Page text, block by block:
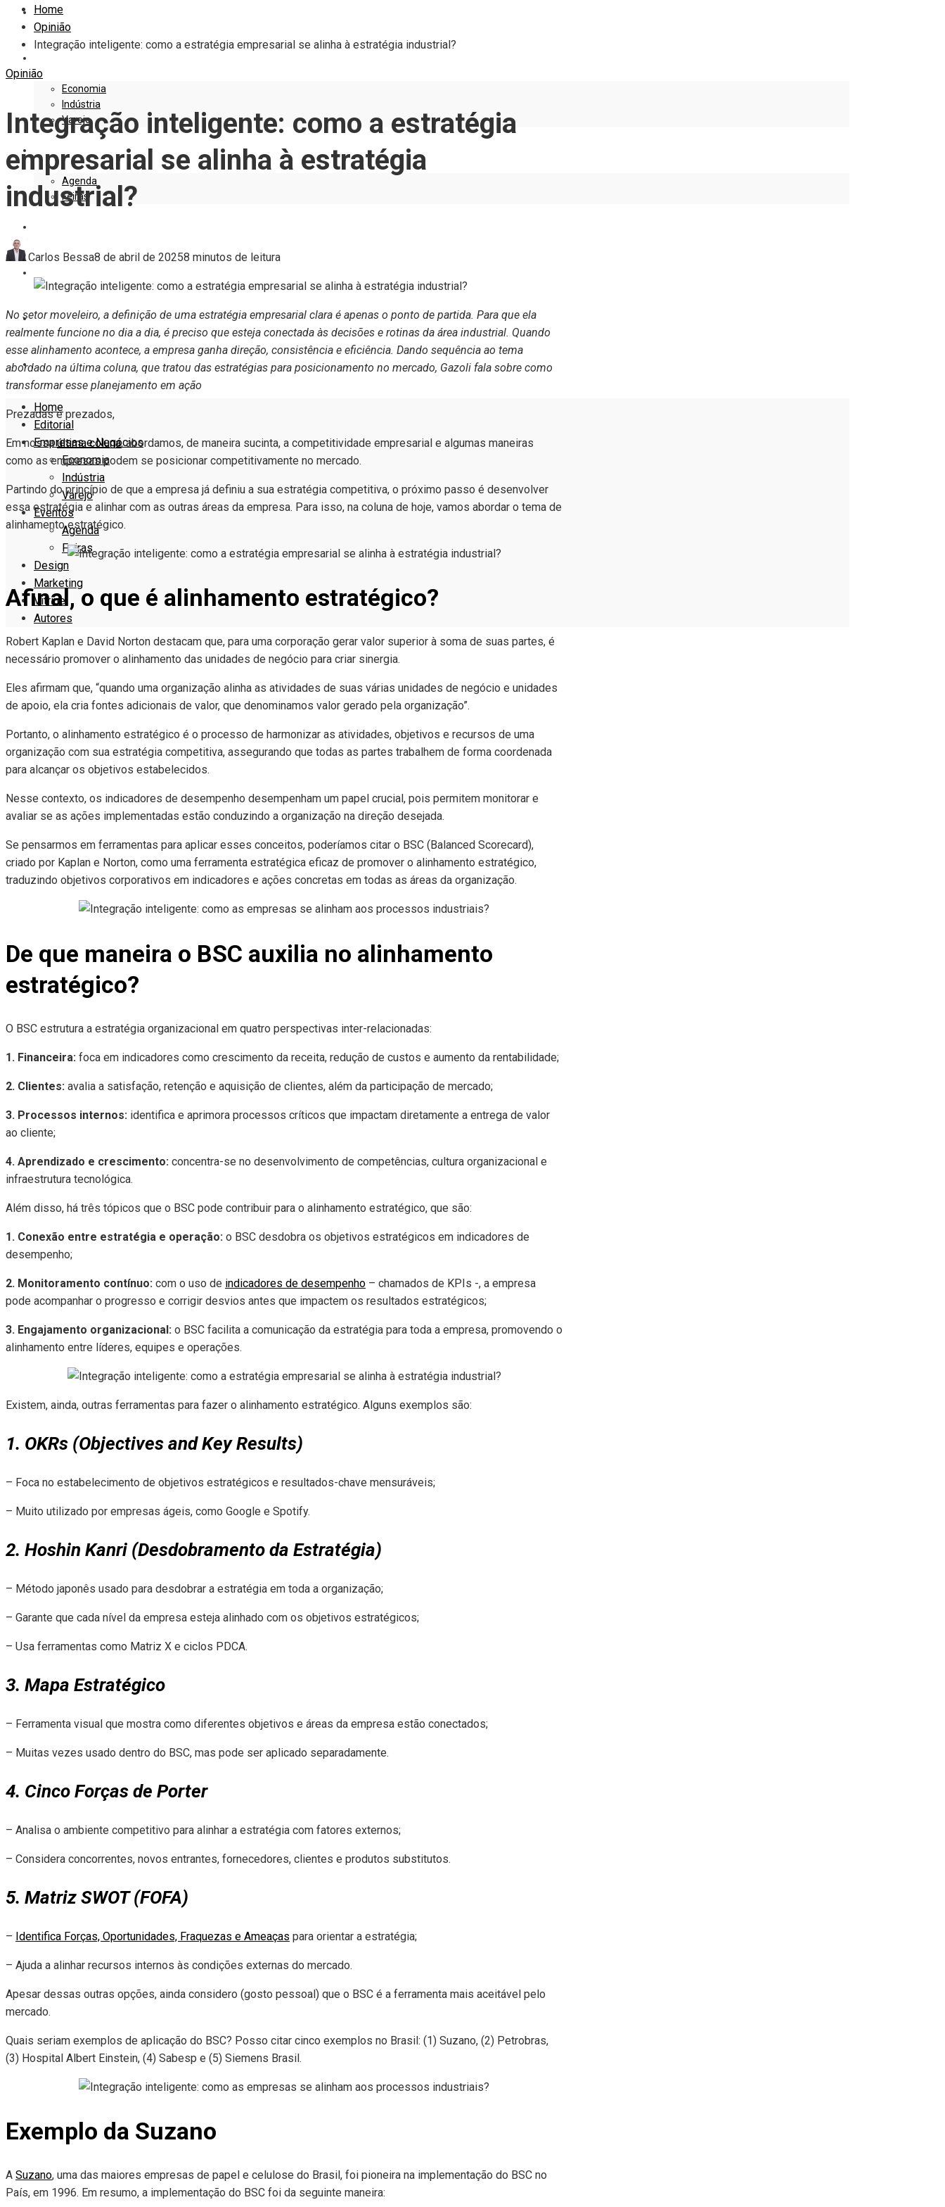
EDITORIAL
Economia
Indústria
Varejo
Agenda
Feiras
VITRINE
AUTORES
Home
Editorial
Empresas e Negócios
Economia
Indústria
Varejo
Eventos
Agenda
Feiras
Design
Marketing
Vitrine
Autores
Home
Opinião
Integração inteligente: como a estratégia empresarial se alinha à estratégia industrial?
Opinião
Integração inteligente: como a estratégia
empresarial se alinha à estratégia
industrial?
Carlos Bessa8 de abril de 20258 minutos de leitura
No setor moveleiro, a definição de uma estratégia empresarial clara é apenas o ponto de partida. Para que ela
realmente funcione no dia a dia, é preciso que esteja conectada às decisões e rotinas da área industrial. Quando
esse alinhamento acontece, a empresa ganha direção, consistência e eficiência. Dando sequência ao tema
abordado na última coluna, que tratou das estratégias para posicionamento no mercado, Gazoli fala sobre como
transformar esse planejamento em ação
Prezadas e prezados,
Em nossaúltima coluna, abordamos, de maneira sucinta, a competitividade empresarial e algumas maneiras
como as empresas podem se posicionar competitivamente no mercado.
Partindo do princípio de que a empresa já definiu a sua estratégia competitiva, o próximo passo é desenvolver
essa estratégia e alinhar com as outras áreas da empresa. Para isso, na coluna de hoje, vamos abordar o tema de
alinhamento estratégico.
Afinal, o que é alinhamento estratégico?
Robert Kaplan e David Norton destacam que, para uma corporação gerar valor superior à soma de suas partes, é
necessário promover o alinhamento das unidades de negócio para criar sinergia.
Eles afirmam que, “quando uma organização alinha as atividades de suas várias unidades de negócio e unidades
de apoio, ela cria fontes adicionais de valor, que denominamos valor gerado pela organização”.
Portanto, o alinhamento estratégico é o processo de harmonizar as atividades, objetivos e recursos de uma
organização com sua estratégia competitiva, assegurando que todas as partes trabalhem de forma coordenada
para alcançar os objetivos estabelecidos.
Nesse contexto, os indicadores de desempenho desempenham um papel crucial, pois permitem monitorar e
avaliar se as ações implementadas estão conduzindo a organização na direção desejada.
Se pensarmos em ferramentas para aplicar esses conceitos, poderíamos citar o BSC (Balanced Scorecard),
criado por Kaplan e Norton, como uma ferramenta estratégica eficaz de promover o alinhamento estratégico,
traduzindo objetivos corporativos em indicadores e ações concretas em todas as áreas da organização.
De que maneira o BSC auxilia no alinhamento
estratégico?
O BSC estrutura a estratégia organizacional em quatro perspectivas inter-relacionadas:
1. Financeira: foca em indicadores como crescimento da receita, redução de custos e aumento da rentabilidade;
2. Clientes: avalia a satisfação, retenção e aquisição de clientes, além da participação de mercado;
3. Processos internos: identifica e aprimora processos críticos que impactam diretamente a entrega de valor
ao cliente;
4. Aprendizado e crescimento: concentra-se no desenvolvimento de competências, cultura organizacional e
infraestrutura tecnológica.
Além disso, há três tópicos que o BSC pode contribuir para o alinhamento estratégico, que são:
1. Conexão entre estratégia e operação: o BSC desdobra os objetivos estratégicos em indicadores de
desempenho;
2. Monitoramento contínuo: com o uso de indicadores de desempenho – chamados de KPIs -, a empresa
pode acompanhar o progresso e corrigir desvios antes que impactem os resultados estratégicos;
3. Engajamento organizacional: o BSC facilita a comunicação da estratégia para toda a empresa, promovendo o
alinhamento entre líderes, equipes e operações.
Existem, ainda, outras ferramentas para fazer o alinhamento estratégico. Alguns exemplos são:
1. OKRs (Objectives and Key Results)
– Foca no estabelecimento de objetivos estratégicos e resultados-chave mensuráveis;
– Muito utilizado por empresas ágeis, como Google e Spotify.
2. Hoshin Kanri (Desdobramento da Estratégia)
– Método japonês usado para desdobrar a estratégia em toda a organização;
– Garante que cada nível da empresa esteja alinhado com os objetivos estratégicos;
– Usa ferramentas como Matriz X e ciclos PDCA.
3. Mapa Estratégico
– Ferramenta visual que mostra como diferentes objetivos e áreas da empresa estão conectados;
– Muitas vezes usado dentro do BSC, mas pode ser aplicado separadamente.
4. Cinco Forças de Porter
– Analisa o ambiente competitivo para alinhar a estratégia com fatores externos;
– Considera concorrentes, novos entrantes, fornecedores, clientes e produtos substitutos.
5. Matriz SWOT (FOFA)
– Identifica Forças, Oportunidades, Fraquezas e Ameaças para orientar a estratégia;
– Ajuda a alinhar recursos internos às condições externas do mercado.
Apesar dessas outras opções, ainda considero (gosto pessoal) que o BSC é a ferramenta mais aceitável pelo
mercado.
Quais seriam exemplos de aplicação do BSC? Posso citar cinco exemplos no Brasil: (1) Suzano, (2) Petrobras,
(3) Hospital Albert Einstein, (4) Sabesp e (5) Siemens Brasil.
Exemplo da Suzano
A Suzano, uma das maiores empresas de papel e celulose do Brasil, foi pioneira na implementação do BSC no
País, em 1996. Em resumo, a implementação do BSC foi da seguinte maneira: